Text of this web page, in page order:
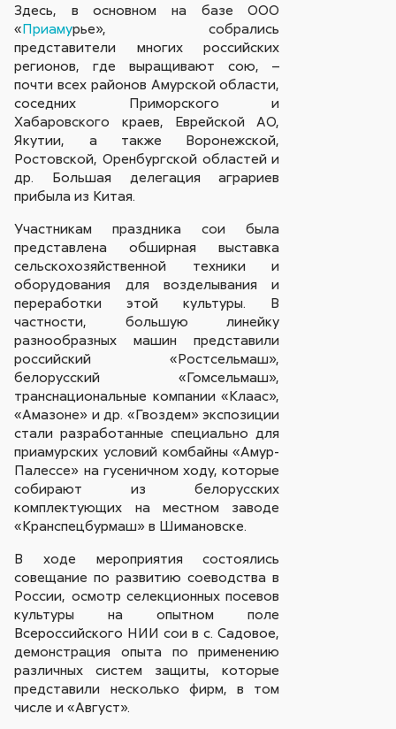
Здесь, в основном на базе ООО
«Приамурье», собрались
представители многих российских
регионов, где выращивают сою, –
почти всех районов Амурской области,
соседних Приморского и
Хабаровского краев, Еврейской АО,
Якутии, а также Воронежской,
Ростовской, Оренбургской областей и
др. Большая делегация аграриев
прибыла из Китая.
Участникам праздника сои была
представлена обширная выставка
сельскохозяйственной техники и
оборудования для возделывания и
переработки этой культуры. В
частности, большую линейку
разнообразных машин представили
российский «Ростсельмаш»,
белорусский «Гомсельмаш»,
транснациональные компании «Клаас»,
«Амазоне» и др. «Гвоздем» экспозиции
стали разработанные специально для
приамурских условий комбайны «Амур-
Палессе» на гусеничном ходу, которые
собирают из белорусских
комплектующих на местном заводе
«Кранспецбурмаш» в Шимановске.
В ходе мероприятия состоялись
совещание по развитию соеводства в
России, осмотр селекционных посевов
культуры на опытном поле
Всероссийского НИИ сои в с. Садовое,
демонстрация опыта по применению
различных систем защиты, которые
представили несколько фирм, в том
числе и «Август».